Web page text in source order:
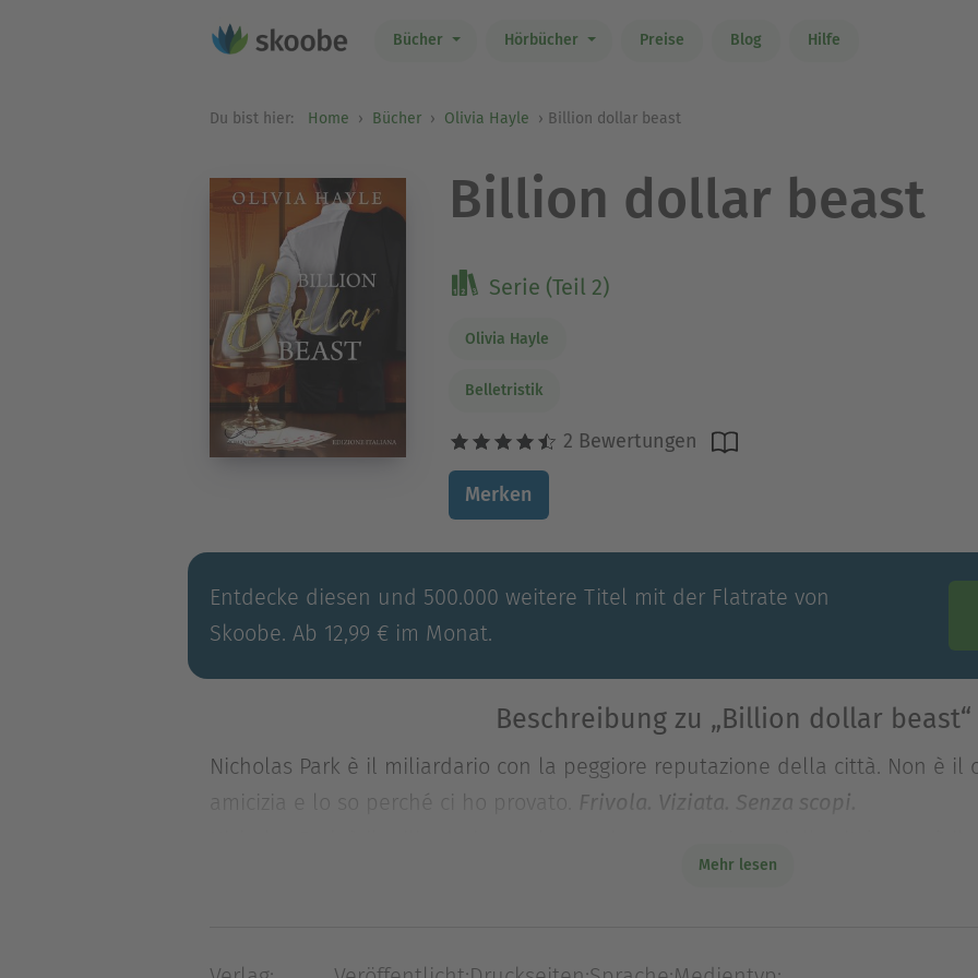
Bücher Hörbücher Preise Blog Hilfe
Du bist hier: Home Bücher Olivia Hayle Billion dollar beast
Billion dollar beast
Serie (Teil 2)
Olivia Hayle
Belletristik
2 Bewertungen
Merken
Entdecke diesen und 500.000 weitere Titel mit der Flatrate von
Skoobe. Ab 12,99 € im Monat.
Beschreibung zu „Billion dollar beast“
Nicholas Park è il miliardario con la peggiore reputazione della città. Non è il
amicizia e lo so perché ci ho provato.
Frivola. Viziata. Senza scopi.
Frivola. Viziata. Senza scopi.
Mehr lesen